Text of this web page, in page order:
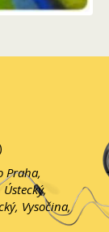
Praha,
Vysočina,